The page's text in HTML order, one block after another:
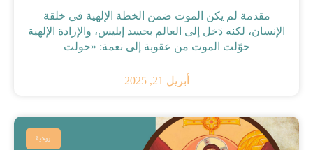
مقدمة لم يكن الموت ضمن الخطة الإلهية في خلقة
الإنسان، لكنه دَخل إلى العالم بحسد إبليس، والإرادة الإلهية
حوّلت الموت من عقوبة إلى نعمة: «حولت
أبريل 21, 2025
روحية